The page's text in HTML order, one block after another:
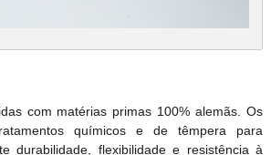
com matérias primas 100% alemãs. Os
químicos e de têmpera para
durabilidade, flexibilidade e resistência à